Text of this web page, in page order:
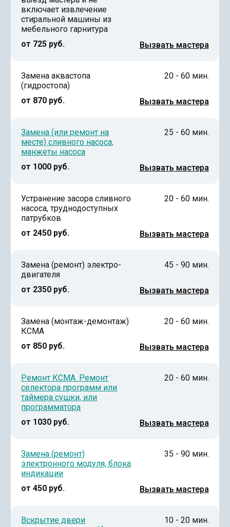
включает извлечение
стиральной машины из
мебельного гарнитура
от 725 руб.
Вызвать мастера
Замена аквастопа
(гидростопа)
от 870 руб.
20 - 60 мин.
Вызвать мастера
Замена (или ремонт на
месте) сливного насоса,
манжеты насоса
от 1000 руб.
25 - 60 мин.
Вызвать мастера
Устранение засора сливного
насоса, труднодоступных
патрубков
от 2450 руб.
20 - 60 мин.
Вызвать мастера
Замена (ремонт) электро-
двигателя
от 2350 руб.
45 - 90 мин.
Вызвать мастера
Замена (монтаж-демонтаж)
КСМА
от 850 руб.
20 - 60 мин.
Вызвать мастера
Ремонт КСМА. Ремонт
селектора программ или
таймера сушки, или
программатора
от 1030 руб.
20 - 60 мин.
Вызвать мастера
Замена (ремонт)
электронного модуля, блока
индикации
от 450 руб.
35 - 90 мин.
Вызвать мастера
Вскрытие двери
10 - 20 мин.